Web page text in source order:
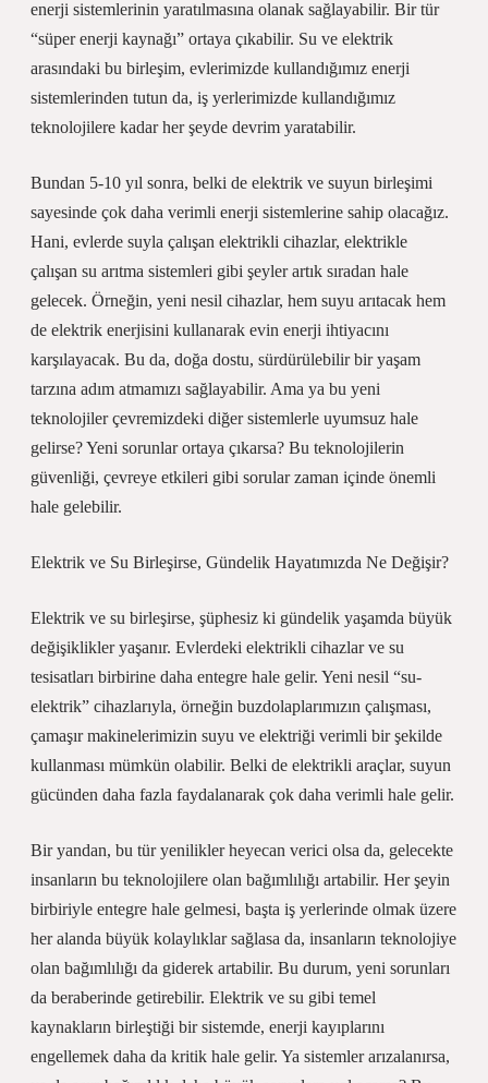
enerji sistemlerinin yaratılmasına olanak sağlayabilir. Bir tür
“süper enerji kaynağı” ortaya çıkabilir. Su ve elektrik
arasındaki bu birleşim, evlerimizde kullandığımız enerji
sistemlerinden tutun da, iş yerlerimizde kullandığımız
teknolojilere kadar her şeyde devrim yaratabilir.
Bundan 5-10 yıl sonra, belki de elektrik ve suyun birleşimi
sayesinde çok daha verimli enerji sistemlerine sahip olacağız.
Hani, evlerde suyla çalışan elektrikli cihazlar, elektrikle
çalışan su arıtma sistemleri gibi şeyler artık sıradan hale
gelecek. Örneğin, yeni nesil cihazlar, hem suyu arıtacak hem
de elektrik enerjisini kullanarak evin enerji ihtiyacını
karşılayacak. Bu da, doğa dostu, sürdürülebilir bir yaşam
tarzına adım atmamızı sağlayabilir. Ama ya bu yeni
teknolojiler çevremizdeki diğer sistemlerle uyumsuz hale
gelirse? Yeni sorunlar ortaya çıkarsa? Bu teknolojilerin
güvenliği, çevreye etkileri gibi sorular zaman içinde önemli
hale gelebilir.
Elektrik ve Su Birleşirse, Gündelik Hayatımızda Ne Değişir?
Elektrik ve su birleşirse, şüphesiz ki gündelik yaşamda büyük
değişiklikler yaşanır. Evlerdeki elektrikli cihazlar ve su
tesisatları birbirine daha entegre hale gelir. Yeni nesil “su-
elektrik” cihazlarıyla, örneğin buzdolaplarımızın çalışması,
çamaşır makinelerimizin suyu ve elektriği verimli bir şekilde
kullanması mümkün olabilir. Belki de elektrikli araçlar, suyun
gücünden daha fazla faydalanarak çok daha verimli hale gelir.
Bir yandan, bu tür yenilikler heyecan verici olsa da, gelecekte
insanların bu teknolojilere olan bağımlılığı artabilir. Her şeyin
birbiriyle entegre hale gelmesi, başta iş yerlerinde olmak üzere
her alanda büyük kolaylıklar sağlasa da, insanların teknolojiye
olan bağımlılığı da giderek artabilir. Bu durum, yeni sorunları
da beraberinde getirebilir. Elektrik ve su gibi temel
kaynakların birleştiği bir sistemde, enerji kayıplarını
engellemek daha da kritik hale gelir. Ya sistemler arızalanırsa,